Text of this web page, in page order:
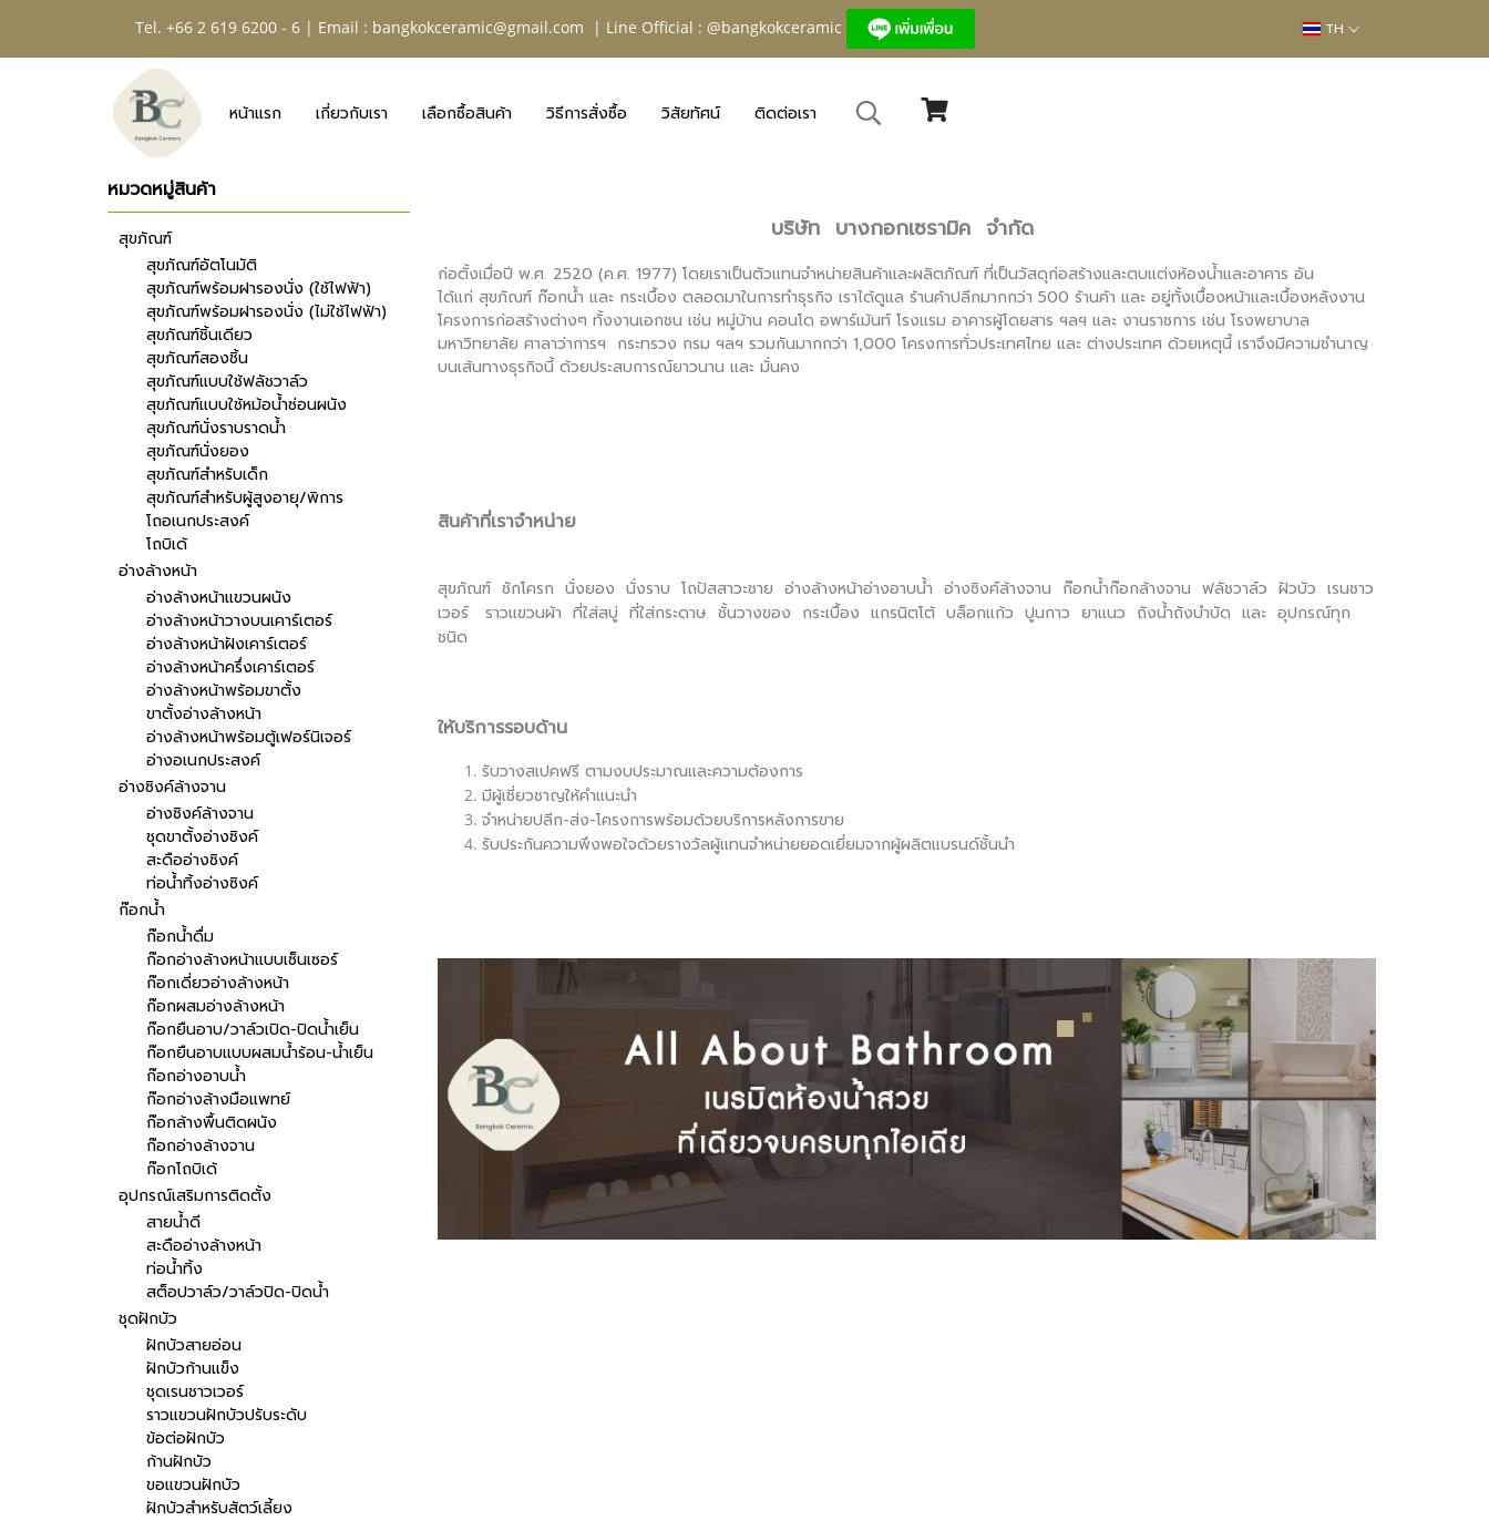
Tel. +66 2 619 6200 - 6 | Email : bangkokceramic@gmail.com | Line Official : @bangkokceramic TH
หน้าแรก เกี่ยวกับเรา เลือกซื้อสินค้า วิธีการสั่งซื้อ วิสัยทัศน์ ติดต่อเรา
บริษัท บางกอกเซรามิค จำกัด
ก่อตั้งเมื่อปี พ.ศ. 2520 (ค.ศ. 1977) โดยเราเป็นตัวแทนจำหน่ายสินค้าและผลิตภัณฑ์ ที่เป็นวัสดุก่อสร้างและตบแต่งห้องน้ำและอาคาร อัน
ได้แก่ สุขภัณฑ์ ก๊อกน้ำ และ กระเบื้อง ตลอดมาในการทำธุรกิจ เราได้ดูแล ร้านค้าปลีกมากกว่า 500 ร้านค้า และ อยู่ทั้งเบื้องหน้าและเบื้องหลังงาน
โครงการก่อสร้างต่างๆ ทั้งงานเอกชน เช่น หมู่บ้าน คอนโด อพาร์เม้นท์ โรงแรม อาคารผู้โดยสาร ฯลฯ และ งานราชการ เช่น โรงพยาบาล
มหาวิทยาลัย ศาลาว่าการฯ กระทรวง กรม ฯลฯ รวมกันมากกว่า 1,000 โครงการทั่วประเทศไทย และ ต่างประเทศ ด้วยเหตุนี้ เราจึงมีความชำนาญ
บนเส้นทางธุรกิจนี้ ด้วยประสบการณ์ยาวนาน และ มั่นคง
สินค้าที่เราจำหน่าย
สุขภัณฑ์ ชักโครก นั่งยอง นั่งราบ โถปัสสาวะชาย อ่างล้างหน้าอ่างอาบน้ำ อ่างซิงค์ล้างจาน ก๊อกน้ำก๊อกล้างจาน ฟลัชวาล์ว ฝัวบัว เรนชาว
เวอร์ ราวแขวนผ้า ที่ใส่สบู่ ที่ใส่กระดาษ ชั้นวางของ กระเบื้อง แกรนิตโต้ บล็อกแก้ว ปูนกาว ยาแนว ถังน้ำถังบำบัด และ อุปกรณ์ทุก
ชนิด
ให้บริการรอบด้าน
รับวางสเปคฟรี ตามงบประมาณและความต้องการ
มีผู้เชี่ยวชาญให้คำแนะนำ
จำหน่ายปลีก-ส่ง-โครงการพร้อมด้วยบริการหลังการขาย
รับประกันความพึงพอใจด้วยรางวัลผู้แทนจำหน่ายยอดเยี่ยมจากผู้ผลิตแบรนด์ชั้นนำ
หมวดหมู่สินค้า
สุขภัณฑ์
สุขภัณฑ์อัตโนมัติ
สุขภัณฑ์พร้อมฝารองนั่ง (ใช้ไฟฟ้า)
สุขภัณฑ์พร้อมฝารองนั่ง (ไม่ใช้ไฟฟ้า)
สุขภัณฑ์ชิ้นเดียว
สุขภัณฑ์สองชิ้น
สุขภัณฑ์แบบใช้ฟลัชวาล์ว
สุขภัณฑ์แบบใช้หม้อน้ำซ่อนผนัง
สุขภัณฑ์นั่งราบราดน้ำ
สุขภัณฑ์นั่งยอง
สุขภัณฑ์สำหรับเด็ก
สุขภัณฑ์สำหรับผู้สูงอายุ/พิการ
โถอเนกประสงค์
โถบิเด้
อ่างล้างหน้า
อ่างล้างหน้าแขวนผนัง
อ่างล้างหน้าวางบนเคาร์เตอร์
อ่างล้างหน้าฝังเคาร์เตอร์
อ่างล้างหน้าครึ่งเคาร์เตอร์
อ่างล้างหน้าพร้อมขาตั้ง
ขาตั้งอ่างล้างหน้า
อ่างล้างหน้าพร้อมตู้เฟอร์นิเจอร์
อ่างอเนกประสงค์
อ่างซิงค์ล้างจาน
อ่างซิงค์ล้างจาน
ชุดขาตั้งอ่างซิงค์
สะดืออ่างซิงค์
ท่อน้ำทิ้งอ่างซิงค์
ก๊อกน้ำ
ก๊อกน้ำดื่ม
ก๊อกอ่างล้างหน้าแบบเซ็นเซอร์
ก๊อกเดี่ยวอ่างล้างหน้า
ก๊อกผสมอ่างล้างหน้า
ก๊อกยืนอาบ/วาล์วเปิด-ปิดน้ำเย็น
ก๊อกยืนอาบแบบผสมน้ำร้อน-น้ำเย็น
ก๊อกอ่างอาบน้ำ
ก๊อกอ่างล้างมือแพทย์
ก๊อกล้างพื้นติดผนัง
ก๊อกอ่างล้างจาน
ก๊อกโถบิเด้
อุปกรณ์เสริมการติดตั้ง
สายน้ำดี
สะดืออ่างล้างหน้า
ท่อน้ำทิ้ง
สต็อปวาล์ว/วาล์วปิด-ปิดน้ำ
ชุดฝักบัว
ฝักบัวสายอ่อน
ฝักบัวก้านแข็ง
ชุดเรนชาวเวอร์
ราวแขวนฝักบัวปรับระดับ
ข้อต่อฝักบัว
ก้านฝักบัว
ขอแขวนฝักบัว
ฝักบัวสำหรับสัตว์เลี้ยง